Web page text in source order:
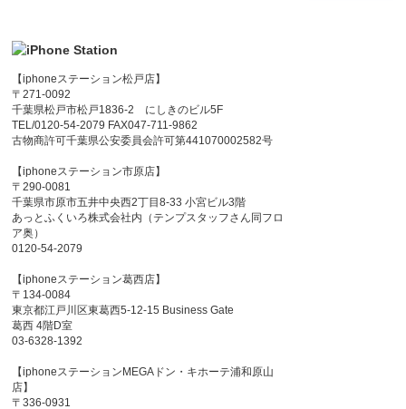
【iphoneステーション松戸店】
〒271-0092
千葉県松戸市松戸1836-2 にしきのビル5F
TEL/0120-54-2079 FAX047-711-9862
古物商許可千葉県公安委員会許可第441070002582号
【iphoneステーション市原店】
〒290-0081
千葉県市原市五井中央西2丁目8-33 小宮ビル3階
あっとふくいろ株式会社内（テンプスタッフさん同フロ
ア奥）
0120-54-2079
【iphoneステーション葛西店】
〒134-0084
東京都江戸川区東葛西5-12-15 Business Gate
葛西 4階D室
03-6328-1392
【iphoneステーションMEGAドン・キホーテ浦和原山
店】
〒336-0931